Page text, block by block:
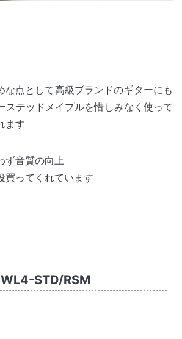
な点として高級ブランドのギターにも
ステッドメイプルを惜しみなく使って
ます
ず音質の向上
買ってくれています
WL4-STD/RSM